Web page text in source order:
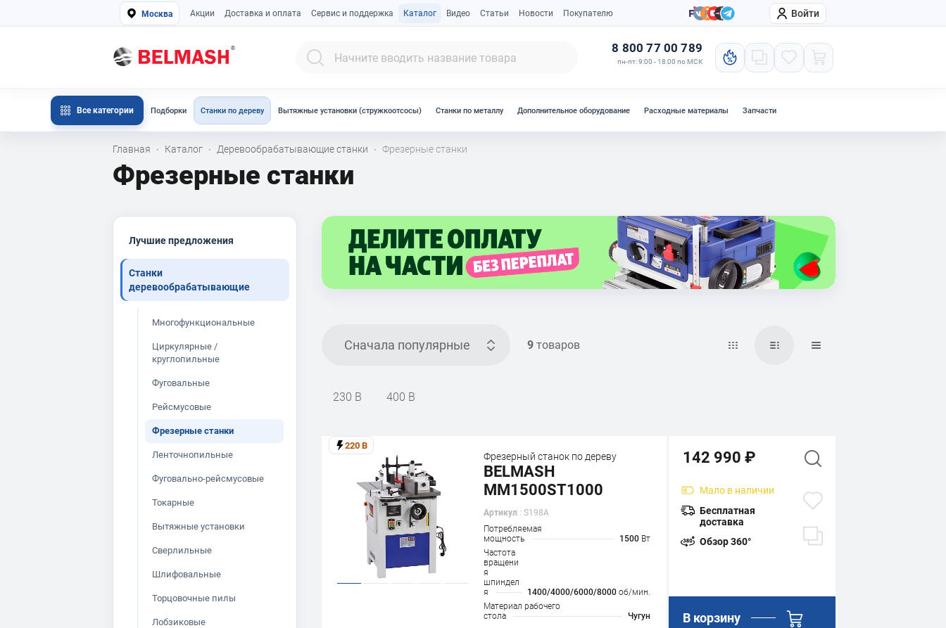
Москва Акции Доставка и оплата Сервис и поддержка Каталог Видео Статьи Новости Покупателю Компания Войти
8 800 77 00 789
пн-пт: 9:00 - 18:00 по МСК
Все категории Подборки Станки по дереву Вытяжные установки (стружкоотсосы) Станки по металлу Дополнительное оборудование Расходные материалы Запчасти
Главная · Каталог · Деревообрабатывающие станки · Фрезерные станки
Фрезерные станки
Лучшие предложения
Станки
деревообрабатывающие
Многофункциональные
Циркулярные /
круглопильные
Фуговальные
Рейсмусовые
Фрезерные станки
Ленточнопильные
Фуговально-рейсмусовые
Токарные
Вытяжные установки
Сверлильные
Шлифовальные
Торцовочные пилы
Лобзиковые
Сначала популярные 9 товаров
230 В 400 В
220 В
Фрезерный станок по дереву
BELMASH
MM1500ST1000
Артикул : S198A
Потребляемая
мощность
1500 Вт
Частота
вращени
я
шпиндел
я
1400/4000/6000/8000 об/мин.
Материал рабочего
стола
Чугун
142 990 ₽
Мало в наличии
Бесплатная
доставка
Обзор 360°
В корзину